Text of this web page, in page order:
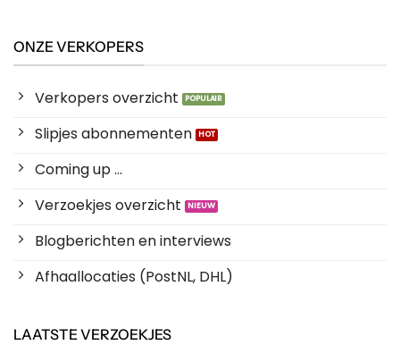
ONZE VERKOPERS
Verkopers overzicht
Slipjes abonnementen
Coming up ...
Verzoekjes overzicht
Blogberichten en interviews
Afhaallocaties (PostNL, DHL)
LAATSTE VERZOEKJES